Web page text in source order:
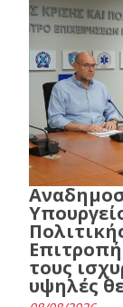
τους
υψηλές